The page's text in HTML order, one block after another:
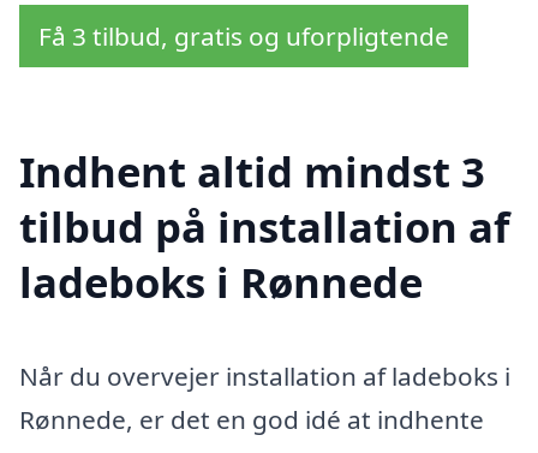
Få 3 tilbud, gratis og uforpligtende
Indhent altid mindst 3
tilbud på installation af
ladeboks i Rønnede
Når du overvejer installation af ladeboks i
Rønnede, er det en god idé at indhente